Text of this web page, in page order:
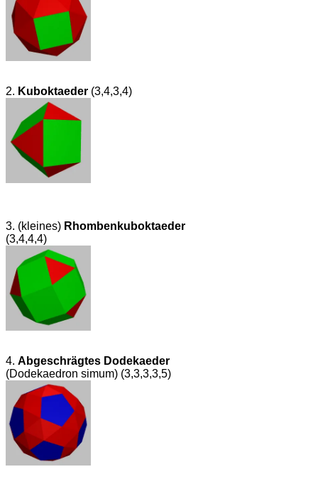
2. Kuboktaeder (3,4,3,4)
3. (kleines) Rhomben­kuboktaeder
(3,4,4,4)
4. Abgeschrägtes Dodekaeder
(Dodekaedron simum) (3,3,3,3,5)